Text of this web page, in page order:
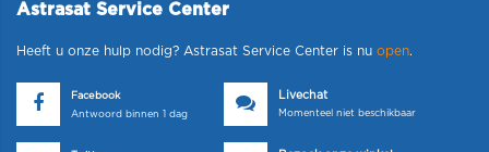
Astrasat Service Center
Heeft u onze hulp nodig? Astrasat Service Center is nu open.
Facebook
Antwoord binnen 1 dag
Livechat
Momenteel niet beschikbaar